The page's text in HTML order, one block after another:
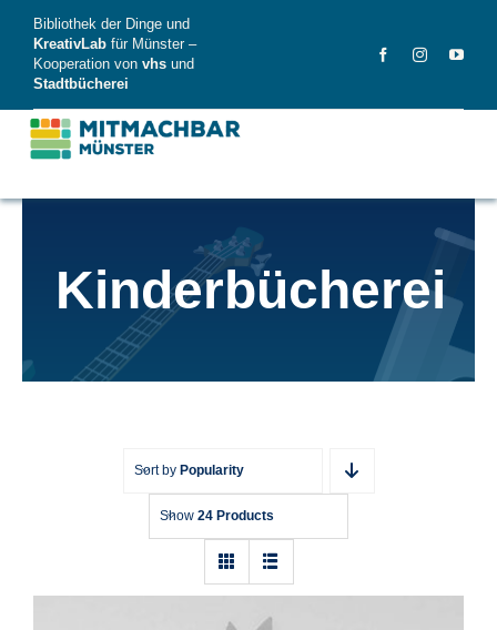
content
Bibliothek der Dinge und
KreativLab für Münster –
Kooperation von vhs und
Stadtbücherei
Dinge
News
Kinderbücherei
Sort by Popularity
Show 24 Products